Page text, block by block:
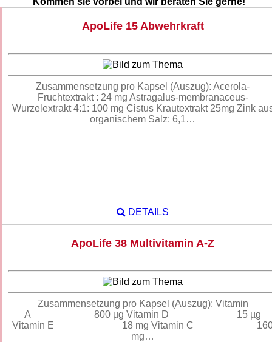
ApoLife 15 Abwehrkraft
Zusammensetzung pro Kapsel (Auszug): Acerola-
Fruchtextrakt : 24 mg Astragalus-membranaceus-
Wurzelextrakt 4:1: 100 mg Cistus Krautextrakt 25mg Zink
organischem Salz: 6,1…
DETAILS
ApoLife 38 Multivitamin A-Z
Zusammensetzung pro Kapsel (Auszug): Vitamin
A 800 µg Vitamin D 15 µg
Vitamin E 18 mg Vitamin C
mg…